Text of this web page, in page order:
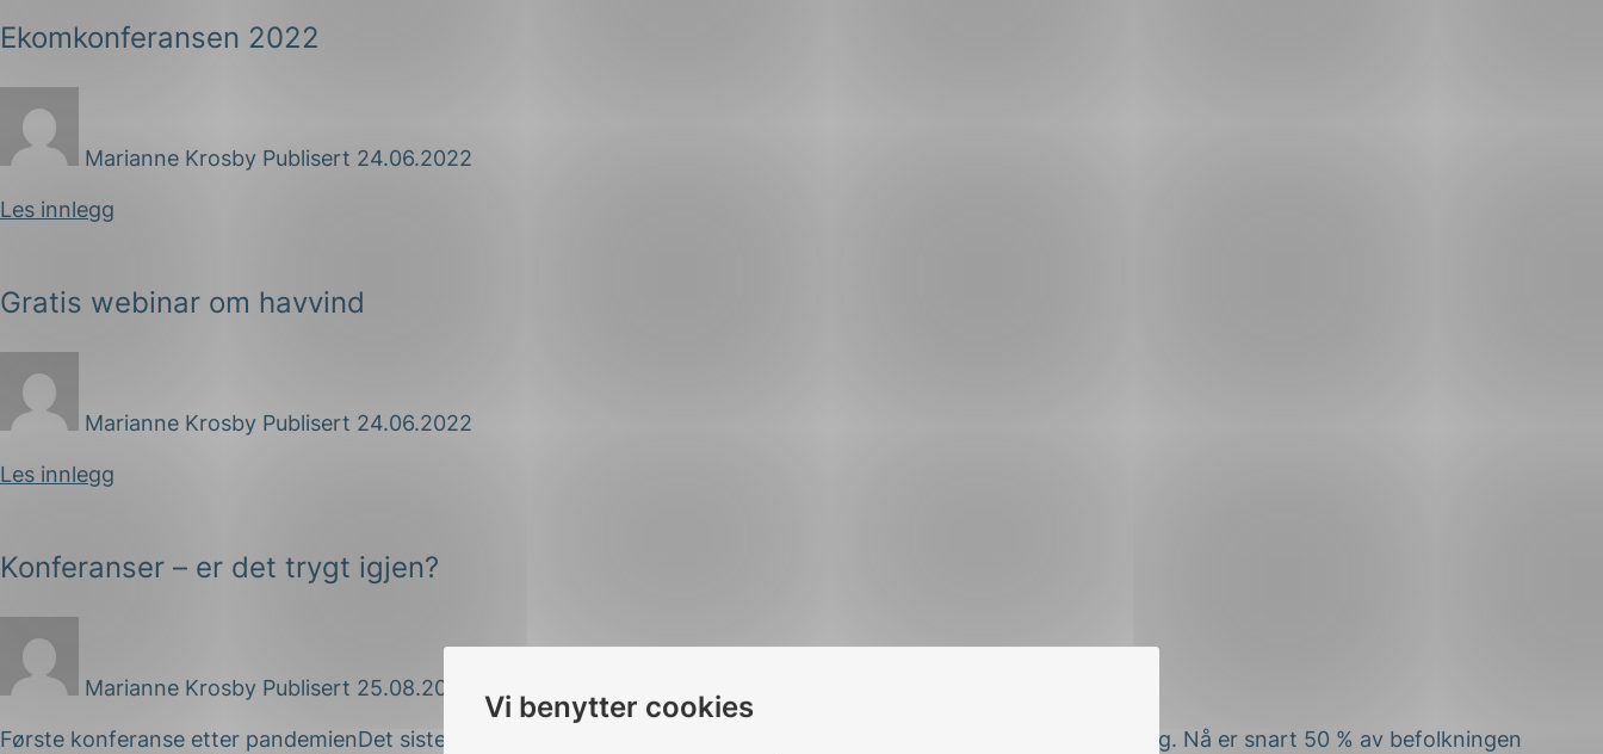
Vi benytter cookies
Ekomkonferansen 2022
Marianne Krosby Publisert 24.06.2022
Les innlegg
Gratis webinar om havvind
Marianne Krosby Publisert 24.06.2022
Les innlegg
Konferanser – er det trygt igjen?
Marianne Krosby Publisert 25.08.2021
Første konferanse etter pandemienDet siste halvannet året har deltakelse på seminarer og konferanser vært umulig. Nå er snart 50 % av befolkningen